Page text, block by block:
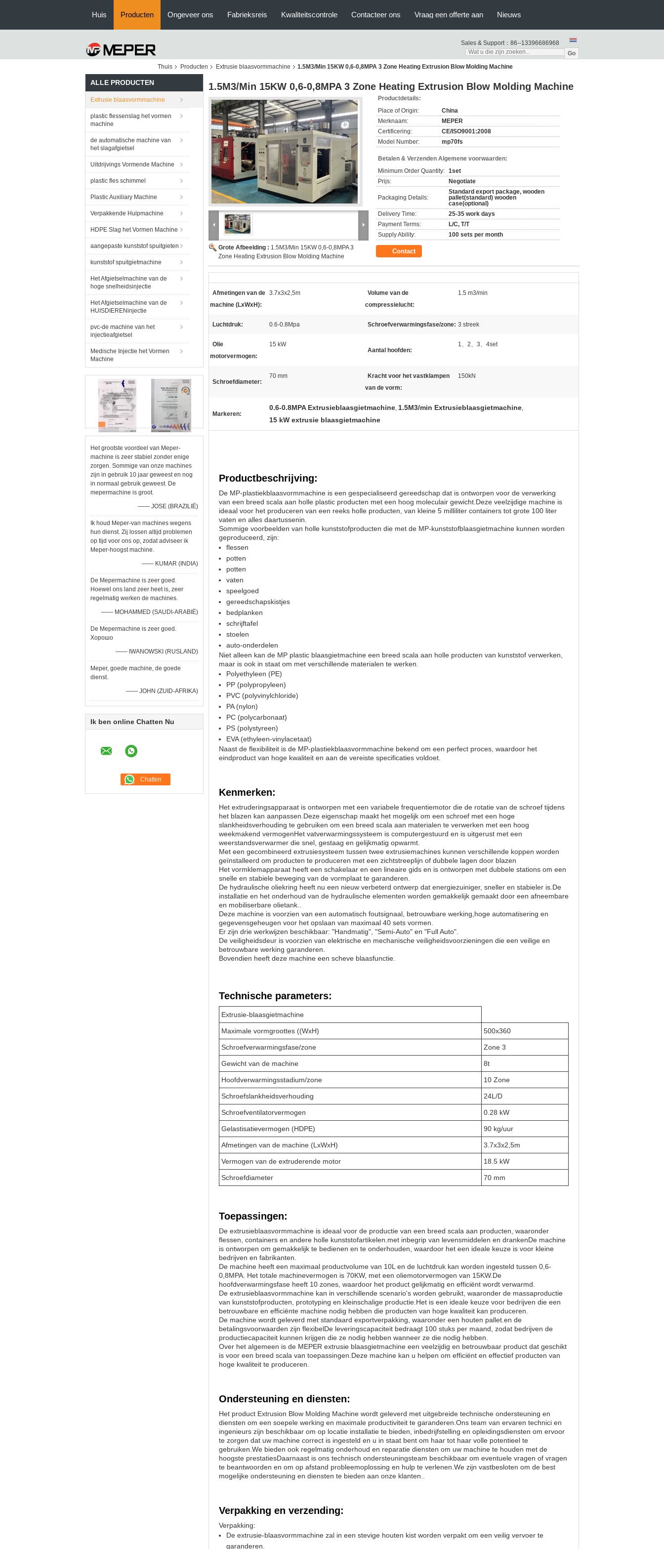
Huis Producten Ongeveer ons Fabrieksreis Kwaliteitscontrole Contacteer ons Vraag een offerte aan Nieuws
Sales & Support： 86--13396686968
Go
Thuis
Producten Extrusie blaasvormmachine 1.5M3/Min 15KW 0,6-0,8MPA 3 Zone Heating Extrusion Blow Molding Machine
ALLE PRODUCTEN
Extrusie blaasvormmachine
plastic flessenslag het vormen
machine
de automatische machine van
het slagafgietsel
Uitdrijvings Vormende Machine
plastic fles schimmel
Plastic Auxiliary Machine
Verpakkende Hulpmachine
HDPE Slag het Vormen Machine
aangepaste kunststof spuitgieten
kunststof spuitgietmachine
Het Afgietselmachine van de
hoge snelheidsinjectie
Het Afgietselmachine van de
HUISDIERENinjectie
pvc-de machine van het
injectieafgietsel
Medische Injectie het Vormen
Machine
Het grootste voordeel van Meper-
machine is zeer stabiel zonder enige
zorgen. Sommige van onze machines
zijn in gebruik 10 jaar geweest en nog
in normaal gebruik geweest. De
mepermachine is groot.
—— JOSE (BRAZILIË)
Ik houd Meper-van machines wegens
hun dienst. Zij lossen altijd problemen
op tijd voor ons op, zodat adviseer ik
Meper-hoogst machine.
—— KUMAR (INDIA)
De Mepermachine is zeer goed.
Hoewel ons land zeer heet is, zeer
regelmatig werken de machines.
—— MOHAMMED (SAUDI-ARABIË)
De Mepermachine is zeer goed.
Хорошо
—— IWANOWSKI (RUSLAND)
Meper, goede machine, de goede
dienst.
—— JOHN (ZUID-AFRIKA)
Ik ben online Chatten Nu
1.5M3/Min 15KW 0,6-0,8MPA 3 Zone Heating Extrusion Blow Molding Machine
Grote Afbeelding : 1.5M3/Min 15KW 0,6-0,8MPA 3
Zone Heating Extrusion Blow Molding Machine
Productdetails:
Place of Origin:
China
Merknaam:
MEPER
Certificering:
CE/ISO9001:2008
Model Number:
mp70fs
Betalen & Verzenden Algemene voorwaarden:
Minimum Order Quantity: 1set
Prijs:
Negotiate
Packaging Details:
Standard export package, wooden
pallet(standard) wooden
case(optional)
Delivery Time:
25-35 work days
Payment Terms:
L/C, T/T
Supply Ability:
100 sets per month
Contact
Afmetingen van de
machine (LxWxH):
3.7x3x2,5m
Volume van de
compressielucht:
1.5 m3/min
Luchtdruk: 0.6-0.8Mpa Schroefverwarmingsfase/zone: 3 streek
Olie
motorvermogen:
15 kW
Aantal hoofden:
1、2、3、4set
Schroefdiameter:
70 mm
Kracht voor het vastklampen
van de vorm:
150kN
Markeren:
0.6-0.8MPA Extrusieblaasgietmachine, 1.5M3/min Extrusieblaasgietmachine,
15 kW extrusie blaasgietmachine
Productbeschrijving:
De MP-plastiekblaasvormmachine is een gespecialiseerd gereedschap dat is ontworpen voor de verwerking
van een breed scala aan holle plastic producten met een hoog moleculair gewicht.Deze veelzijdige machine is
ideaal voor het produceren van een reeks holle producten, van kleine 5 milliliter containers tot grote 100 liter
vaten en alles daartussenin.
Sommige voorbeelden van holle kunststofproducten die met de MP-kunststofblaasgietmachine kunnen worden
geproduceerd, zijn:
flessen
potten
potten
vaten
speelgoed
gereedschapskistjes
bedplanken
schrijftafel
stoelen
auto-onderdelen
Niet alleen kan de MP plastic blaasgietmachine een breed scala aan holle producten van kunststof verwerken,
maar is ook in staat om met verschillende materialen te werken.
Polyethyleen (PE)
PP (polypropyleen)
PVC (polyvinylchloride)
PA (nylon)
PC (polycarbonaat)
PS (polystyreen)
EVA (ethyleen-vinylacetaat)
Naast de flexibiliteit is de MP-plastiekblaasvormmachine bekend om een perfect proces, waardoor het
eindproduct van hoge kwaliteit en aan de vereiste specificaties voldoet.
Kenmerken:
Het extruderingsapparaat is ontworpen met een variabele frequentiemotor die de rotatie van de schroef tijdens
het blazen kan aanpassen.Deze eigenschap maakt het mogelijk om een schroef met een hoge
slankheidsverhouding te gebruiken om een breed scala aan materialen te verwerken met een hoog
weekmakend vermogenHet vatverwarmingssysteem is computergestuurd en is uitgerust met een
weerstandsverwarmer die snel, gestaag en gelijkmatig opwarmt.
Met een gecombineerd extrusiesysteem tussen twee extrusiemachines kunnen verschillende koppen worden
geïnstalleerd om producten te produceren met een zichtstreeplijn of dubbele lagen door blazen
Het vormklemapparaat heeft een schakelaar en een lineaire gids en is ontworpen met dubbele stations om een
snelle en stabiele beweging van de vormplaat te garanderen.
De hydraulische oliekring heeft nu een nieuw verbeterd ontwerp dat energiezuiniger, sneller en stabieler is.De
installatie en het onderhoud van de hydraulische elementen worden gemakkelijk gemaakt door een afneembare
en mobiliserbare olietank..
Deze machine is voorzien van een automatisch foutsignaal, betrouwbare werking,hoge automatisering en
gegevensgeheugen voor het opslaan van maximaal 40 sets vormen.
Er zijn drie werkwijzen beschikbaar: "Handmatig", "Semi-Auto" en "Full Auto".
De veiligheidsdeur is voorzien van elektrische en mechanische veiligheidsvoorzieningen die een veilige en
betrouwbare werking garanderen.
Bovendien heeft deze machine een scheve blaasfunctie.
Technische parameters:
Extrusie-blaasgietmachine
Maximale vormgroottes ((WxH) 500x360
Schroefverwarmingsfase/zone Zone 3
Gewicht van de machine 8t
Hoofdverwarmingsstadium/zone 10 Zone
Schroefslankheidsverhouding 24L/D
Schroefventilatorvermogen 0.28 kW
Gelastisatievermogen (HDPE) 90 kg/uur
Afmetingen van de machine (LxWxH) 3.7x3x2,5m
Vermogen van de extruderende motor 18.5 kW
Schroefdiameter 70 mm
Toepassingen:
De extrusieblaasvormmachine is ideaal voor de productie van een breed scala aan producten, waaronder
flessen, containers en andere holle kunststofartikelen.met inbegrip van levensmiddelen en drankenDe machine
is ontworpen om gemakkelijk te bedienen en te onderhouden, waardoor het een ideale keuze is voor kleine
bedrijven en fabrikanten.
De machine heeft een maximaal productvolume van 10L en de luchtdruk kan worden ingesteld tussen 0,6-
0,8MPA. Het totale machinevermogen is 70KW, met een oliemotorvermogen van 15KW.De
hoofdverwarmingsfase heeft 10 zones, waardoor het product gelijkmatig en efficiënt wordt verwarmd.
De extrusieblaasvormmachine kan in verschillende scenario's worden gebruikt, waaronder de massaproductie
van kunststofproducten, prototyping en kleinschalige productie.Het is een ideale keuze voor bedrijven die een
betrouwbare en efficiënte machine nodig hebben die producten van hoge kwaliteit kan produceren.
De machine wordt geleverd met standaard exportverpakking, waaronder een houten pallet.en de
betalingsvoorwaarden zijn flexibelDe leveringscapaciteit bedraagt 100 stuks per maand, zodat bedrijven de
productiecapaciteit kunnen krijgen die ze nodig hebben wanneer ze die nodig hebben.
Over het algemeen is de MEPER extrusie blaasgietmachine een veelzijdig en betrouwbaar product dat geschikt
is voor een breed scala van toepassingen.Deze machine kan u helpen om efficiënt en effectief producten van
hoge kwaliteit te produceren.
Ondersteuning en diensten:
Het product Extrusion Blow Molding Machine wordt geleverd met uitgebreide technische ondersteuning en
diensten om een soepele werking en maximale productiviteit te garanderen.Ons team van ervaren technici en
ingenieurs zijn beschikbaar om op locatie installatie te bieden, inbedrijfstelling en opleidingsdiensten om ervoor
te zorgen dat uw machine correct is ingesteld en u in staat bent om haar tot haar volle potentieel te
gebruiken.We bieden ook regelmatig onderhoud en reparatie diensten om uw machine te houden met de
hoogste prestatiesDaarnaast is ons technisch ondersteuningsteam beschikbaar om eventuele vragen of vragen
te beantwoorden en om op afstand probleemoplossing en hulp te verlenen.We zijn vastbesloten om de best
mogelijke ondersteuning en diensten te bieden aan onze klanten..
Verpakking en verzending:
Verpakking:
De extrusie-blaasvormmachine zal in een stevige houten kist worden verpakt om een veilig vervoer te
garanderen.